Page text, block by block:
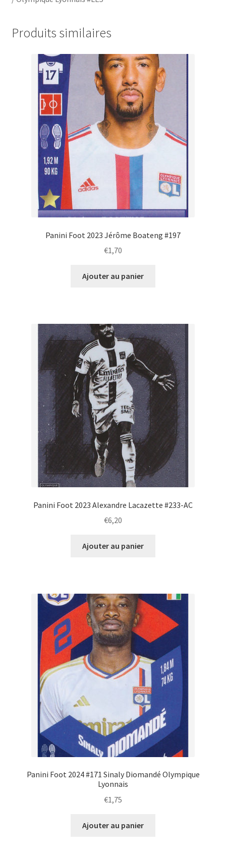
Produits similaires
Panini Foot 2023 Jérôme Boateng #197
€1,70
Ajouter au panier
Panini Foot 2023 Alexandre Lacazette #233-AC
€6,20
Ajouter au panier
Panini Foot 2024 #171 Sinaly Diomandé Olympique
Lyonnais
€1,75
Ajouter au panier